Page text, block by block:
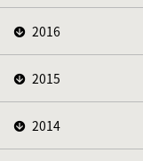
2016
2015
2014